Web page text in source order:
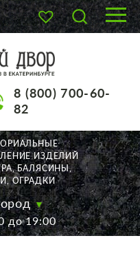
8 (800) 700-60-
82
ИЗДЕЛИЙ
БАЛЯСИНЫ,
ОГРАДКИ
до 19:00